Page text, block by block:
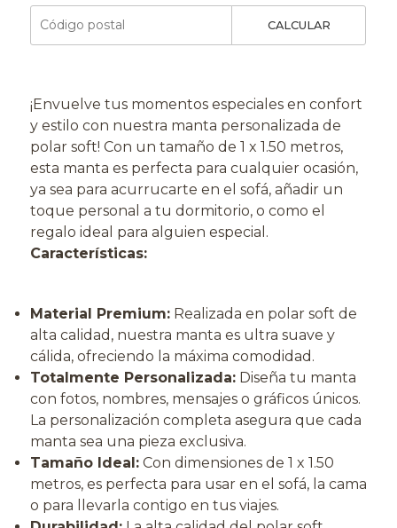
CALCULAR
¡Envuelve tus momentos especiales en confort
y estilo con nuestra manta personalizada de
polar soft! Con un tamaño de 1 x 1.50 metros,
esta manta es perfecta para cualquier ocasión,
ya sea para acurrucarte en el sofá, añadir un
toque personal a tu dormitorio, o como el
regalo ideal para alguien especial.
Características:
Material Premium:Realizada en polar soft de
alta calidad, nuestra manta es ultra suave y
cálida, ofreciendo la máxima comodidad.
Totalmente Personalizada:Diseña tu manta
con fotos, nombres, mensajes o gráficos únicos.
La personalización completa asegura que cada
manta sea una pieza exclusiva.
Tamaño Ideal:Con dimensiones de 1 x 1.50
metros, es perfecta para usar en el sofá, la cama
o para llevarla contigo en tus viajes.